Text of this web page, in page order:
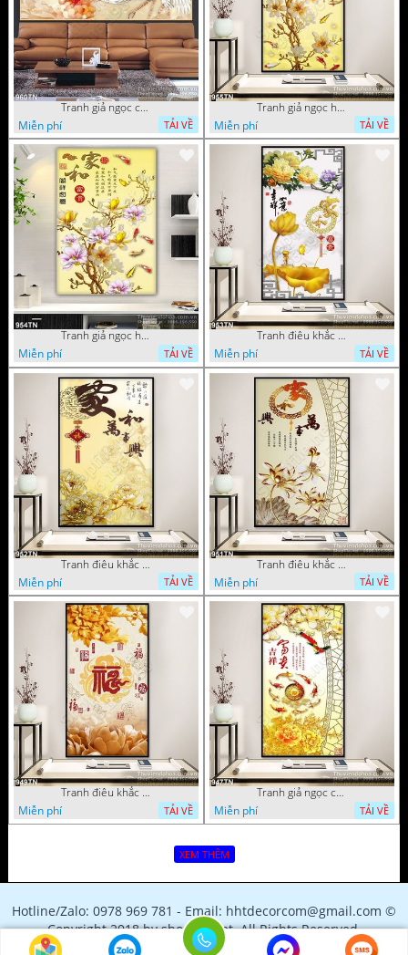
Tranh giả ngọc chim hạc và hoa cúc
Miễn phí
TẢI VỀ
Tranh giả ngọc hoa trang trí thư pháp
Miễn phí
TẢI VỀ
Tranh giả ngọc hoa mẫu trang trí
Miễn phí
TẢI VỀ
Tranh điêu khắc hoa mẫu đơn trang trí
Miễn phí
TẢI VỀ
Tranh điêu khắc gỗ hoa mẫu đơn trang trí
Miễn phí
TẢI VỀ
Tranh điêu khắc hoa sen thư pháp
Miễn phí
TẢI VỀ
Tranh điêu khắc gỗ hoa sen và mẫu đơn
Miễn phí
TẢI VỀ
Tranh giả ngọc cá chép và hoa
Miễn phí
TẢI VỀ
XEM THÊM
Hotline/Zalo: 0978 969 781 - Email: hhtdecorcom@gmail.com ©
Copyright 2018 by shopfile.net. All Rights Reserved.